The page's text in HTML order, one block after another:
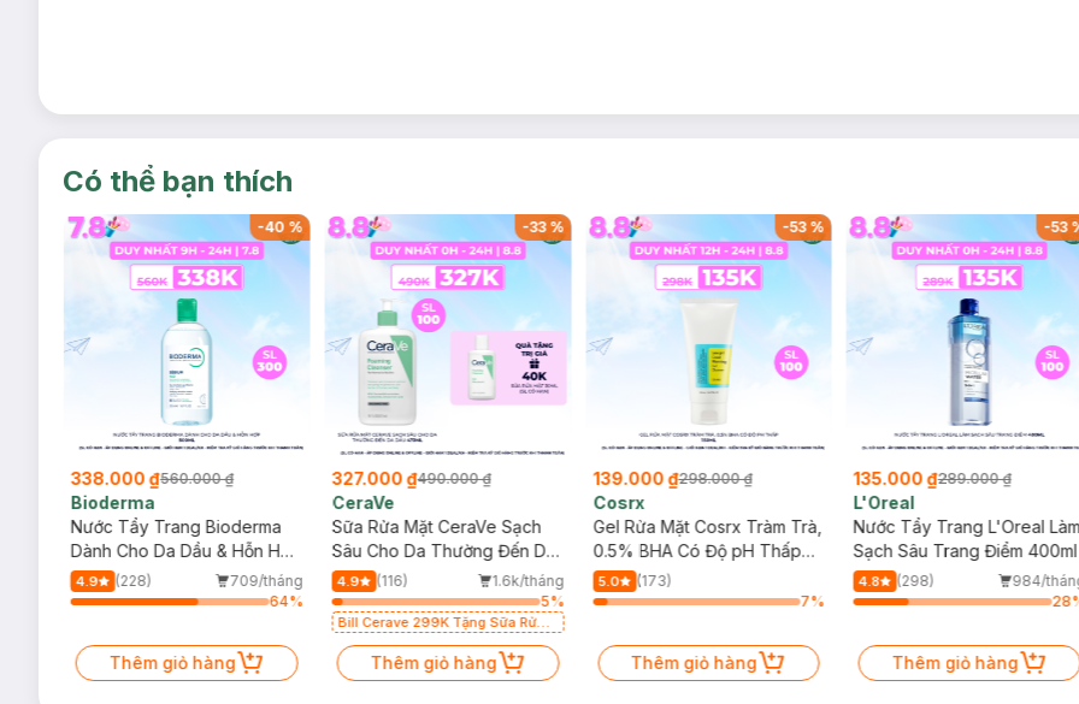
Có thể bạn thích
-40 %
338.000 ₫560.000 ₫
Bioderma
Nước Tẩy Trang Bioderma
Dành Cho Da Dầu & Hỗn Hợp
500ml
4.9 (228)
709/tháng
64%
Thêm giỏ hàng
-33%
327.000 ₫490.000 ₫
CeraVe
Sữa Rửa Mặt CeraVe Sạch
Sâu Cho Da Thường Đến Da
Dầu 473ml
4.9 (116)
1.6k/tháng
5%
Bill Cerave 299K Tặng Sữa Rửa
Mặt Cerave 30ml (SL có hạn)
Thêm giỏ hàng
-53%
139.000 ₫298.000 ₫
Cosrx
Gel Rửa Mặt Cosrx Tràm Trà,
0.5% BHA Có Độ pH Thấp
150ml
5.0
(173)
7%
Thêm giỏ hàng
-53
135.000 ₫289.000 ₫
L'Oreal
Nước Tẩy Trang L'Oreal Làm
Sạch Sâu Trang Điểm 400ml
4.8 (298)
984/
28
Thêm giỏ hàng